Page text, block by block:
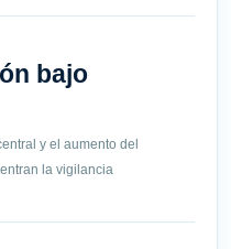
bajo
y el aumento del
la vigilancia